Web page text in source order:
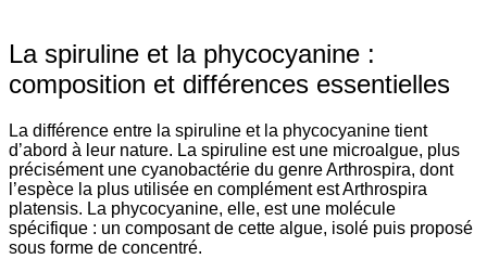
La spiruline et la phycocyanine :
composition et différences essentielles
La différence entre la spiruline et la phycocyanine tient
d’abord à leur nature. La spiruline est une microalgue, plus
précisément une cyanobactérie du genre Arthrospira, dont
l’espèce la plus utilisée en complément est Arthrospira
platensis. La phycocyanine, elle, est une molécule
spécifique : un composant de cette algue, isolé puis proposé
sous forme de concentré.